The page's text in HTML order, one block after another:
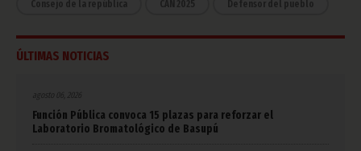
Consejo de la república CAN 2025 Defensor del pueblo
ÚLTIMAS NOTICIAS
agosto 06, 2026
Función Pública convoca 15 plazas para reforzar el
Laboratorio Bromatológico de Basupú